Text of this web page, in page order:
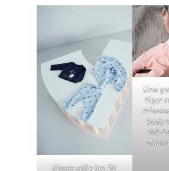
Dieses süße Set für
Eine
Figur
Body
mit